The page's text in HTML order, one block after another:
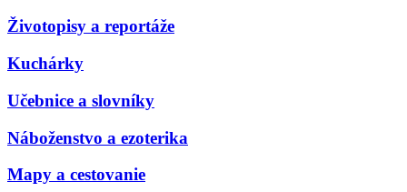
Životopisy a reportáže
Kuchárky
Učebnice a slovníky
Náboženstvo a ezoterika
Mapy a cestovanie